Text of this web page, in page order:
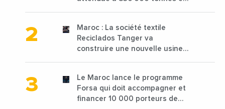
Maroc : La société textile
Reciclados Tanger va
construire une nouvelle usine
Le Maroc lance le programme
Forsa qui doit accompagner et
financer 10 000 porteurs de